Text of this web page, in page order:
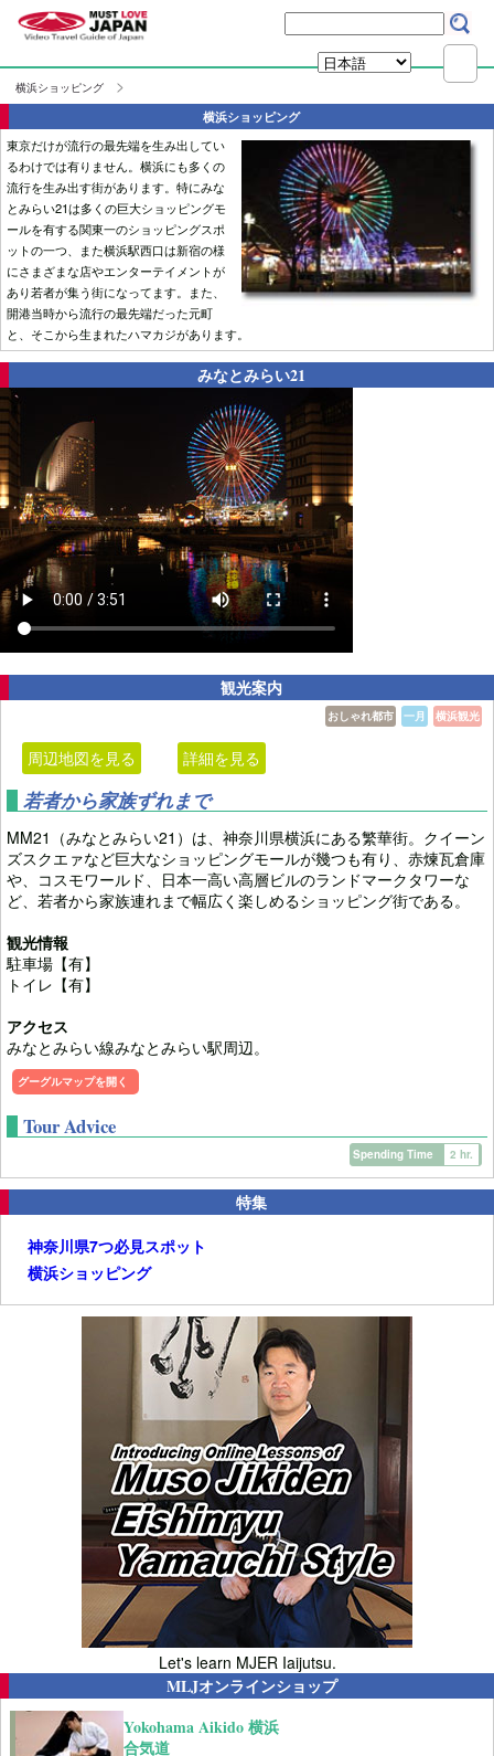
横浜ショッピング
横浜ショッピング
東京だけが流行の最先端を生み出してい
るわけでは有りません。横浜にも多くの
流行を生み出す街があります。特にみな
とみらい21は多くの巨大ショッピングモ
ールを有する関東一のショッピングスポ
ットの一つ、また横浜駅西口は新宿の様
にさまざまな店やエンターテイメントが
あり若者が集う街になってます。また、
開港当時から流行の最先端だった元町
と、そこから生まれたハマカジがあります。
みなとみらい21
観光案内
横浜観光
一月
おしゃれ都市
周辺地図を見る 詳細を見る
若者から家族ずれまで
MM21（みなとみらい21）は、神奈川県横浜にある繁華街。クイーン
ズスクエァなど巨大なショッピングモールが幾つも有り、赤煉瓦倉庫
や、コスモワールド、日本一高い高層ビルのランドマークタワーな
ど、若者から家族連れまで幅広く楽しめるショッピング街である。
観光情報
駐車場【有】
トイレ【有】
アクセス
みなとみらい線みなとみらい駅周辺。
グーグルマップを開く
Tour Advice
Spending Time 2 hr.
特集
神奈川県7つ必見スポット
横浜ショッピング
Let's learn MJER Iaijutsu.
MLJオンラインショップ
Yokohama Aikido 横浜
合気道